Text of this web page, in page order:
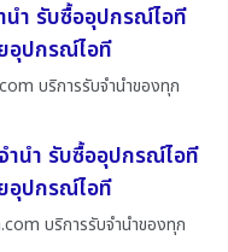
นำ รับซื้ออุปกรณ์ไอที
อุปกรณ์ไอที
บริการรับจำนำของทุก
ำนำ รับซื้ออุปกรณ์ไอที
อุปกรณ์ไอที
บริการรับจำนำของทุก